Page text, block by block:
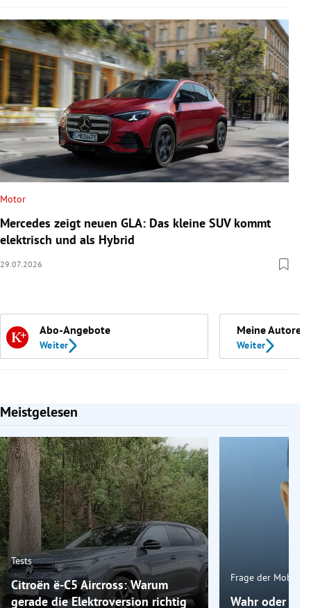
Motor
Mercedes zeigt neuen GLA: Das kleine SUV kommt
elektrisch und als Hybrid
29.07.2026
Abo-Angebote
Weiter
Meine Autoren
Weiter
Meistgelesen
Slide 1 von 7
Tests
Citroën ë-C5 Aircross: Warum
gerade die Elektroversion richtig
Frage der
Wahr oder